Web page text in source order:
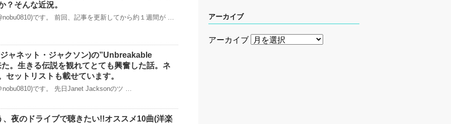
？そんな近況。
です。 前回、記事を更新してから約１週間が …
ャネット・ジャクソン)の”Unbreakable
。生きる伝説を観れてとても興奮した話。ネ
セットリストも載せています。
nobu0810)です。 先日Janet Jacksonのツ …
、夜のドライブで聴きたい!!オススメ10曲(洋楽
アーカイブ
アーカイブ